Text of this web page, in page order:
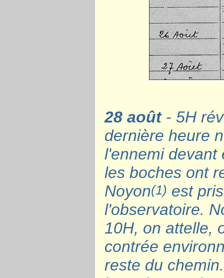
28 août- 5H
dernière heure
l'ennemi devant
les boches ont
Noyon(1) est
l'observatoire.
10H, on attelle,
contrée
reste du